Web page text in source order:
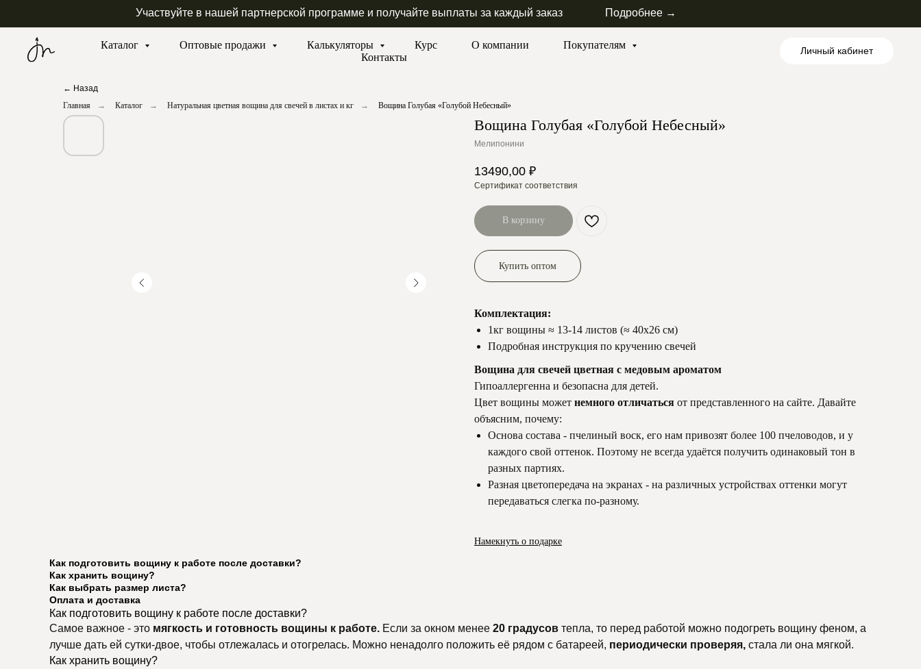
Участвуйте в нашей партнерской программе и получайте выплаты за каждый заказ Подробнее →
Каталог Оптовые продажи Калькуляторы Курс О компании
Покупателям
Контакты
Личный кабинет
← Назад
Главная
→ Каталог → Натуральная цветная вощина для свечей в листах и кг → Вощина Голубая «Голубой Небесный»
Вощина Голубая «Голубой Небесный»
Мелипонини
13490,00 ₽
Сертификат соответствия
В корзину
Купить оптом
Комплектация:
1кг вощины ≈ 13-14 листов (≈ 40х26 см)
Подробная инструкция по кручению свечей
Вощина для свечей цветная с медовым ароматом
Гипоаллергенна и безопасна для детей.
Цвет вощины может немного отличаться от представленного на сайте. Давайте
объясним, почему:
Основа состава - пчелиный воск, его нам привозят более 100 пчеловодов, и у
каждого свой оттенок. Поэтому не всегда удаётся получить одинаковый тон в
разных партиях.
Разная цветопередача на экранах - на различных устройствах оттенки могут
передаваться слегка по-разному.
Намекнуть о подарке
Как подготовить вощину к работе после доставки?
Как хранить вощину?
Как выбрать размер листа?
Оплата и доставка
Как подготовить вощину к работе после доставки?
Самое важное - это мягкость и готовность вощины к работе. Если за окном менее 20 градусов тепла, то перед работой можно подогреть вощину феном, а
лучше дать ей сутки-двое, чтобы отлежалась и отогрелась. Можно ненадолго положить её рядом с батареей, периодически проверяя, стала ли она мягкой.
Как хранить вощину?